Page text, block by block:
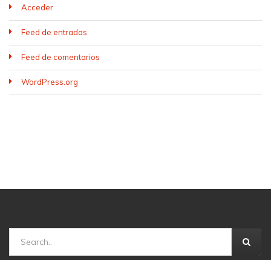
Acceder
Feed de entradas
Feed de comentarios
WordPress.org